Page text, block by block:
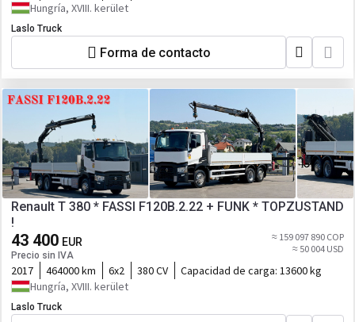
Hungría, XVIII. kerület
Laslo Truck
Forma de contacto
Renault T 380 * FASSI F120B.2.22 + FUNK * TOPZUSTAND
!
43 400 EUR
Precio sin IVA
≈ 159 097 890 COP
≈ 50 004 USD
2017 464000 km 6x2 380 CV Capacidad de carga: 13600 kg
Hungría, XVIII. kerület
Laslo Truck